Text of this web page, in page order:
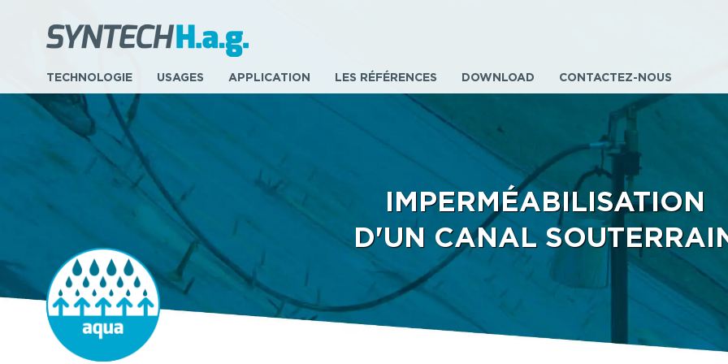
TECHNOLOGIE USAGES APPLICATION LES RÉFÉRENCES DOWNLOAD CONTACTEZ-NOUS
IMPERMÉABILISATION
D'UN CANAL